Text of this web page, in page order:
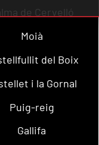
de Cervelló
Moià
del Boix
i la Gornal
Puig-reig
Gallifa